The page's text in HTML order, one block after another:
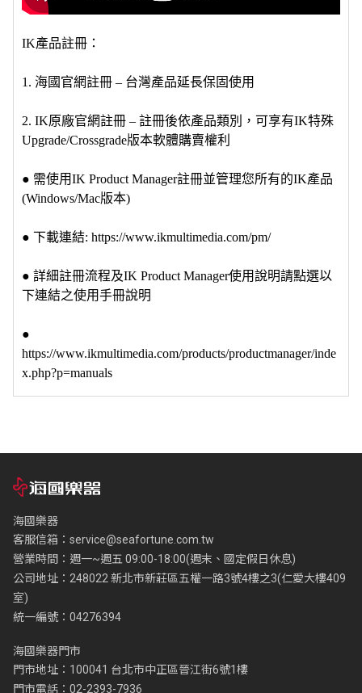
IK產品註冊：
1. 海國官網註冊 – 台灣產品延長保固使用
2. IK原廠官網註冊 – 註冊後依產品類別，可享有IK特殊
Upgrade/Crossgrade版本軟體購賣權利
● 需使用IK Product Manager註冊並管理您所有的IK產品
(Windows/Mac版本)
● 下載連結: https://www.ikmultimedia.com/pm/
● 詳細註冊流程及IK Product Manager使用說明請點選以
下連結之使用手冊說明
●
https://www.ikmultimedia.com/products/productmanager/inde
x.php?p=manuals
海國樂器
客服信箱： service@seafortune.com.tw
營業時間：週一~週五 09:00-18:00(週末、國定假日休息)
公司地址：248022 新北市新莊區五權一路3號4樓之3(仁愛大樓409
室)
統一編號：04276394
海國樂器門市
門市地址：100041 台北市中正區晉江街6號1樓
門市電話：02-2393-7936